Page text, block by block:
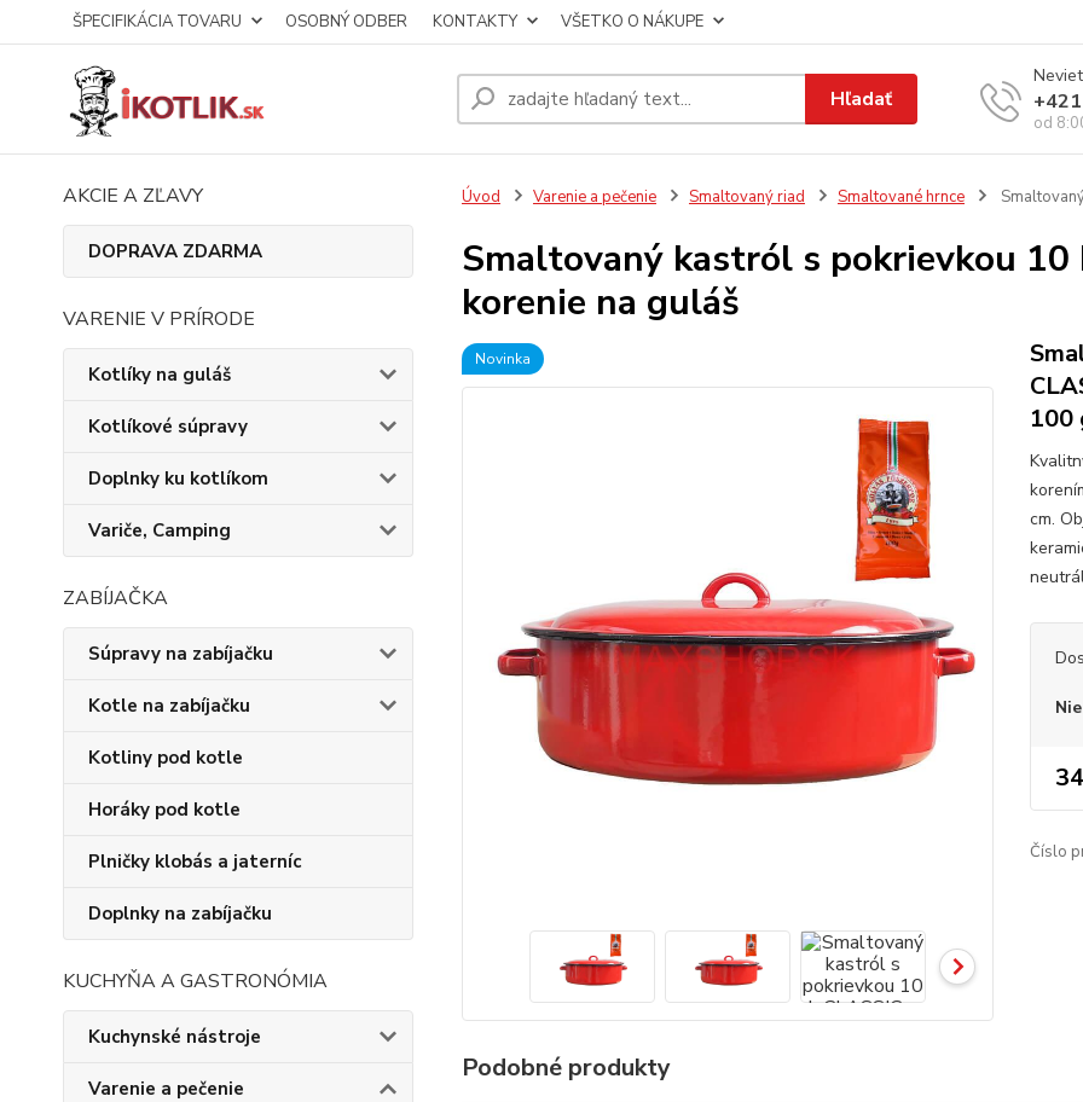
ŠPECIFIKÁCIA TOVARU OSOBNÝ ODBER KONTAKTY VŠETKO O NÁKUPE
Hľadať
od
AKCIE A ZĽAVY
DOPRAVA ZDARMA
VARENIE V PRÍRODE
Kotlíky na guláš
Kotlíkové súpravy
Doplnky ku kotlíkom
Variče, Camping
ZABÍJAČKA
Súpravy na zabíjačku
Kotle na zabíjačku
Kotliny pod kotle
Horáky pod kotle
Plničky klobás a jaterníc
Doplnky na zabíjačku
KUCHYŇA A GASTRONÓMIA
Kuchynské nástroje
Varenie a pečenie
Úvod Varenie a pečenie Smaltovaný riad Smaltované hrnce
Smaltovaný kastról s pokrievkou 10
korenie na guláš
Novinka
100
cm.
Číslo
Podobné produkty